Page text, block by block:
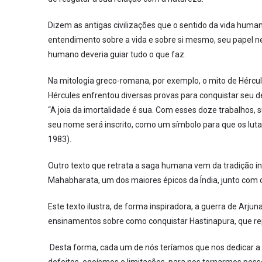
Dizem as antigas civilizações que o sentido da vida
entendimento sobre a vida e sobre si mesmo, seu papel
humano deveria guiar tudo o que faz.
Na mitologia greco-romana, por exemplo, o mito de
Hércules enfrentou diversas provas para conquistar seu
“A joia da imortalidade é sua. Com esses doze
seu nome será inscrito, como um símbolo para que os
1983).
Outro texto que retrata a saga humana vem da tradição
Mahabharata, um dos maiores épicos da Índia, junto com
Este texto ilustra, de forma inspiradora, a guerra de
ensinamentos sobre como conquistar Hastinapura, que
Desta forma, cada um de nós teríamos que nos dedicar